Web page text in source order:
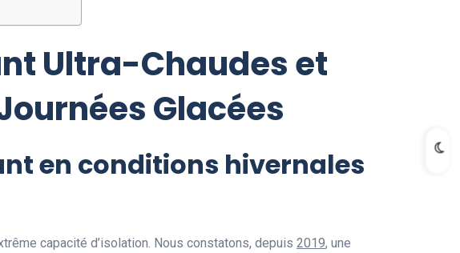
Ultra-Chaudes et
Glacées
en conditions hivernales
capacité d’isolation. Nous constatons, depuis 2019, une